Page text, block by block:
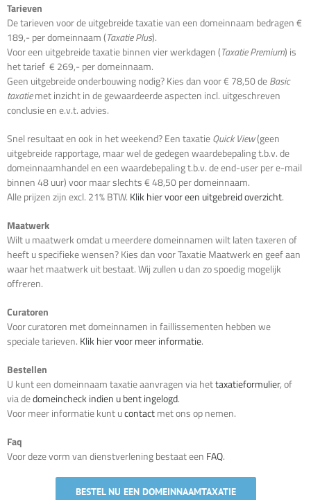
Tarieven
De tarieven voor de uitgebreide taxatie van een domeinnaam bedragen €
189,- per domeinnaam (Taxatie Plus).
Voor een uitgebreide taxatie binnen vier werkdagen (Taxatie Premium) is
het tarief € 269,- per domeinnaam.
Geen uitgebreide onderbouwing nodig? Kies dan voor € 78,50 deBasic
taxatiemet inzicht in de gewaardeerde aspecten incl. uitgeschreven
conclusie en e.v.t. advies.
Snel resultaat en ook in het weekend? Een taxatieQuick View(geen
uitgebreide rapportage, maar wel de gedegen waardebepaling t.b.v. de
domeinnaamhandel en een waardebepaling t.b.v. de end-user per e-mail
binnen 48 uur) voor maar slechts € 48,50 per domeinnaam.
Alle prijzen zijn excl. 21% BTW. Klik hier voor een uitgebreid overzicht.
Maatwerk
Wilt u maatwerk omdat u meerdere domeinnamen wilt laten taxeren of
heeft u specifieke wensen? Kies dan voor Taxatie Maatwerk en geef aan
waar het maatwerk uit bestaat. Wij zullen u dan zo spoedig mogelijk
offreren.
Curatoren
Voor curatoren met domeinnamen in faillissementen hebben we
speciale tarieven. Klik hier voor meer informatie.
Bestellen
U kunt een domeinnaam taxatie aanvragen via hettaxatieformulier, of
via dedomeincheck indien u bent ingelogd.
Voor meer informatie kunt ucontactmet ons op nemen.
Faq
Voor deze vorm van dienstverlening bestaat een FAQ.
BESTEL NU EEN DOMEINNAAMTAXATIE